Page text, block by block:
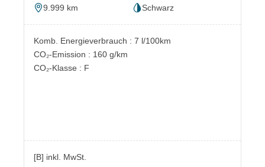
9.999 km
Schwarz
Komb. Energieverbrauch : 7 l/100km
CO₂-Emission : 160 g/km
CO₂-Klasse : F
[B] inkl. MwSt.